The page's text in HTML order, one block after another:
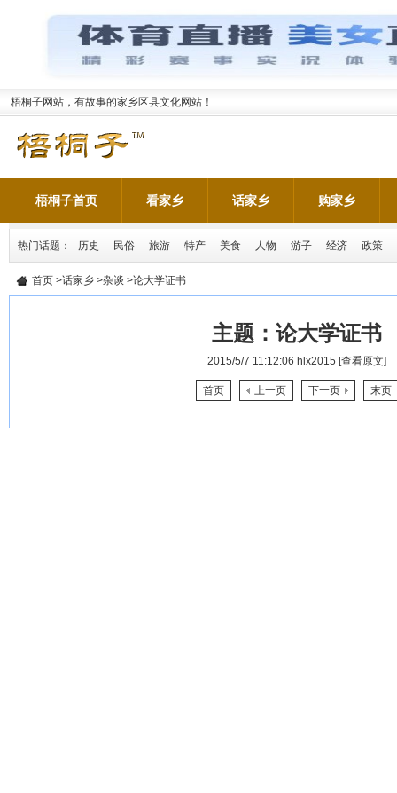
梧桐子网站，有故事的家乡区县文化网站！
梧桐子首页 看家乡 话家乡 购家乡
热门话题： 历史 民俗 旅游 特产 美食 人物 游子 经济 政策
首页 >话家乡 >杂谈 >论大学证书
主题： 论大学证书
2015/5/7 11:12:06 hlx2015 [查看原文]
首页 上一页 下一页 末页